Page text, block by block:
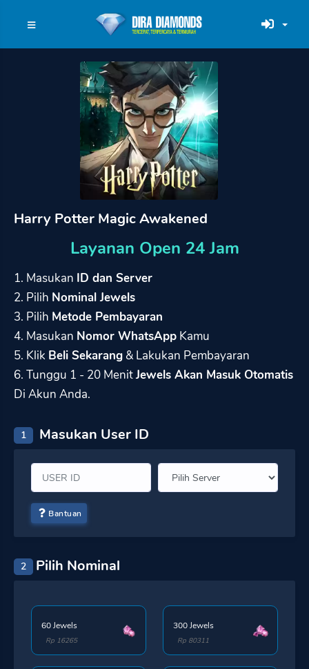
Harry Potter Magic Awakened
Layanan Open 24 Jam
1. Masukan ID dan Server
2. Pilih Nominal Jewels
3. Pilih Metode Pembayaran
4. Masukan Nomor WhatsApp Kamu
5. Klik Beli Sekarang & Lakukan Pembayaran
6. Tunggu 1 - 20 MenitJewels Akan Masuk Otomatis
Di Akun Anda.
1 Masukan User ID
Bantuan
2 Pilih Nominal
60 Jewels
Rp 16265
300 Jewels
Rp 80311